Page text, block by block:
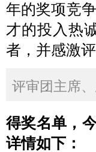
年的奖项竞
才的投入热
者，并感激
评审团主席
得奖名单，
详情如下：